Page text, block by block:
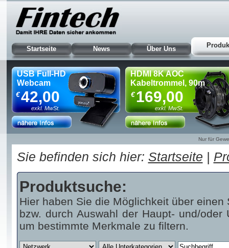
Startseite News Über Uns
USB Full-HD
Webcam
42,00
€
exkl. MwSt.
HDMI 8K AOC
Kabeltrommel, 90m
169,00
€
exkl. MwSt.
Nur für
Sie befinden sich hier: Startseite |
Produktsuche:
Hier haben Sie die Möglichkeit über
bzw. durch Auswahl der Haupt- und/
um bestimmte Merkmale zu filtern.